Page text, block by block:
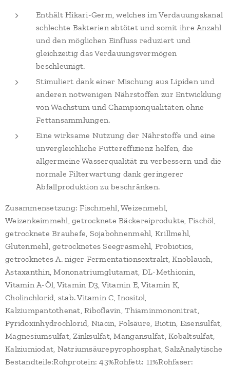
Enthält Hikari-Germ, welches im Verdauungskanal
schlechte Bakterien abtötet und somit ihre Anzahl
und den möglichen Einfluss reduziert und
gleichzeitig das Verdauungsvermögen
beschleunigt.
Stimuliert dank einer Mischung aus Lipiden und
anderen notwenigen Nährstoffen zur Entwicklung
von Wachstum und Championqualitäten ohne
Fettansammlungen.
Eine wirksame Nutzung der Nährstoffe und eine
unvergleichliche Futtereffizienz helfen, die
allgermeine Wasserqualität zu verbessern und die
normale Filterwartung dank geringerer
Abfallproduktion zu beschränken.
Zusammensetzung: Fischmehl, Weizenmehl,
Weizenkeimmehl, getrocknete Bäckereiprodukte, Fischöl,
getrocknete Brauhefe, Sojabohnenmehl, Krillmehl,
Glutenmehl, getrocknetes Seegrasmehl, Probiotics,
getrocknetes A. niger Fermentationsextrakt, Knoblauch,
Astaxanthin, Mononatriumglutamat, DL-Methionin,
Vitamin A-Öl, Vitamin D3, Vitamin E, Vitamin K,
Cholinchlorid, stab. Vitamin C, Inositol,
Kalziumpantothenat, Riboflavin, Thiaminmononitrat,
Pyridoxinhydrochlorid, Niacin, Folsäure, Biotin, Eisensulfat,
Magnesiumsulfat, Zinksulfat, Mangansulfat, Kobaltsulfat,
Kalziumiodat, Natriumsäurepyrophosphat, SalzAnalytische
Bestandteile:Rohprotein: 43%Rohfett: 11%Rohfaser: